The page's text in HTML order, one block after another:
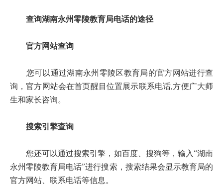
查询湖南永州零陵教育局电话的途径
官方网站查询
您可以通过湖南永州零陵区教育局的官方网站进行查
询，官方网站会在首页醒目位置展示联系电话,方便广大师
生和家长咨询。
搜索引擎查询
您还可以通过搜索引擎，如百度、搜狗等，输入“湖南
永州零陵教育局电话”进行搜索，搜索结果会显示教育局的
官方网站、联系电话等信息。